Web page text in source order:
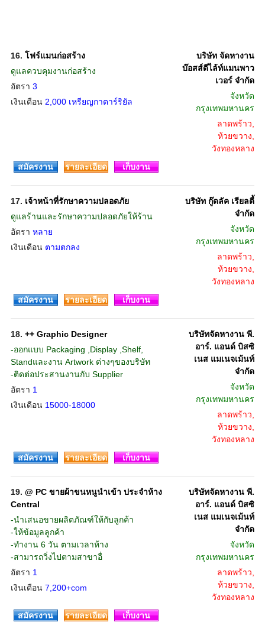
16. โฟร์แมนก่อสร้าง
ดูแลควบคุมงานก่อสร้าง
อัตรา 3
เงินเดือน 2,000 เหรียญกาตาร์ริยัล
บริษัท จัดหางาน
บ๊อสส์ดีไล้ท์แมนพาว
เวอร์ จำกัด
จังหวัด
กรุงเทพมหานคร
ลาดพร้าว,
ห้วยขวาง,
วังทองหลาง
สมัครงาน
รายละเอียด เก็บงาน
17. เจ้าหน้าที่รักษาความปลอดภัย
ดูแลร้านและรักษาความปลอดภัยให้ร้าน
อัตรา หลาย
เงินเดือน ตามตกลง
บริษัท กู๊ดลัค เรียลตี้
จำกัด
จังหวัด
กรุงเทพมหานคร
ลาดพร้าว,
ห้วยขวาง,
วังทองหลาง
สมัครงาน
รายละเอียด เก็บงาน
18. ++ Graphic Designer
-ออกแบบ Packaging ,Display ,Shelf,
Standและงาน Artwork ต่างๆของบริษัท
-ติดต่อประสานงานกับ Supplier
อัตรา 1
เงินเดือน 15000-18000
บริษัทจัดหางาน พี.
อาร์. แอนด์ บิสซิ
เนส แมเนจเม้นท์
จำกัด
จังหวัด
กรุงเทพมหานคร
ลาดพร้าว,
ห้วยขวาง,
วังทองหลาง
สมัครงาน
รายละเอียด เก็บงาน
19. @ PC ขายผ้าขนหนูนำเข้า ประจำห้าง
Central
-นำเสนอขายผลิตภัณฑ์ให้กับลูกค้า
-ให้ข้อมูลลูกค้า
-ทำงาน 6 วัน ตามเวลาห้าง
-สามารถวิ่งไปตามสาขาอื่
อัตรา 1
เงินเดือน 7,200+com
บริษัทจัดหางาน พี.
อาร์. แอนด์ บิสซิ
เนส แมเนจเม้นท์
จำกัด
จังหวัด
กรุงเทพมหานคร
ลาดพร้าว,
ห้วยขวาง,
วังทองหลาง
สมัครงาน
รายละเอียด เก็บงาน